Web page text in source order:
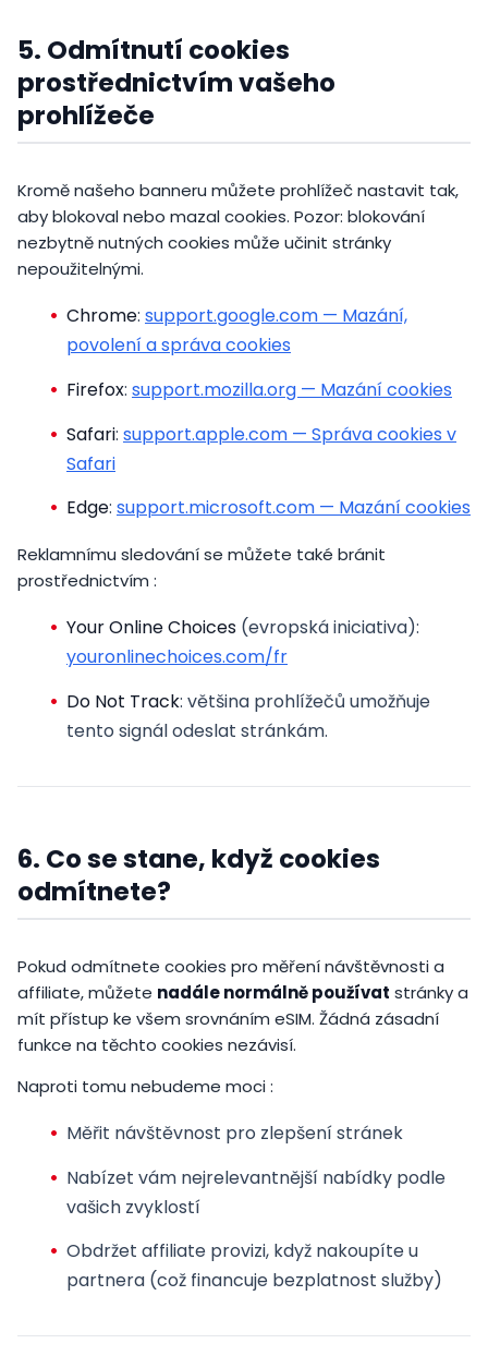
5. Odmítnutí cookies
prostřednictvím vašeho
prohlížeče
Kromě našeho banneru můžete prohlížeč nastavit tak,
aby blokoval nebo mazal cookies. Pozor: blokování
nezbytně nutných cookies může učinit stránky
nepoužitelnými.
Chrome: support.google.com — Mazání,
povolení a správa cookies
Firefox: support.mozilla.org — Mazání cookies
Safari: support.apple.com — Správa cookies v
Safari
Edge: support.microsoft.com — Mazání cookies
Reklamnímu sledování se můžete také bránit
prostřednictvím :
Your Online Choices (evropská iniciativa):
youronlinechoices.com/fr
Do Not Track: většina prohlížečů umožňuje
tento signál odeslat stránkám.
6. Co se stane, když cookies
odmítnete?
Pokud odmítnete cookies pro měření návštěvnosti a
affiliate, můžete nadále normálně používat stránky a
mít přístup ke všem srovnáním eSIM. Žádná zásadní
funkce na těchto cookies nezávisí.
Naproti tomu nebudeme moci :
Měřit návštěvnost pro zlepšení stránek
Nabízet vám nejrelevantnější nabídky podle
vašich zvyklostí
Obdržet affiliate provizi, když nakoupíte u
partnera (což financuje bezplatnost služby)